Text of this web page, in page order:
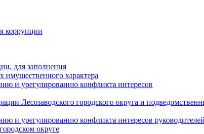
коррупции
для заполнения
имущественного характера
и урегулированию конфликта интересов
Лесозаводского городского округа и
и урегулированию конфликта интересов
округе